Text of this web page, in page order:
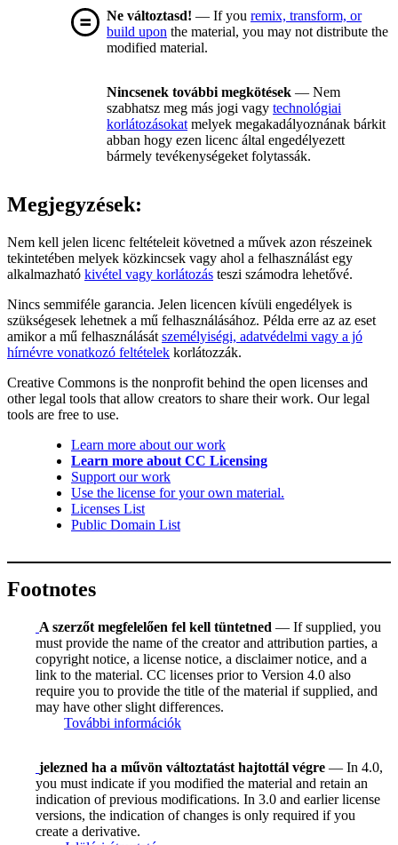
Ne változtasd! — If you remix, transform, or
build upon the material, you may not distribute the
modified material.
Nincsenek további megkötések — Nem
szabhatsz meg más jogi vagy technológiai
korlátozásokat melyek megakadályoznának bárkit
abban hogy ezen licenc által engedélyezett
bármely tevékenységeket folytassák.
Megjegyzések:
Nem kell jelen licenc feltételeit követned a művek azon részeinek
tekintetében melyek közkincsek vagy ahol a felhasználást egy
alkalmazható kivétel vagy korlátozás teszi számodra lehetővé.
Nincs semmiféle garancia. Jelen licencen kívüli engedélyek is
szükségesek lehetnek a mű felhasználásához. Példa erre az az eset
amikor a mű felhasználását személyiségi, adatvédelmi vagy a jó
hírnévre vonatkozó feltételek korlátozzák.
Creative Commons is the nonprofit behind the open licenses and
other legal tools that allow creators to share their work. Our legal
tools are free to use.
Learn more about our work
Learn more about CC Licensing
Support our work
Use the license for your own material.
Licenses List
Public Domain List
Footnotes
A szerzőt megfelelően fel kell tüntetned — If supplied, you
must provide the name of the creator and attribution parties, a
copyright notice, a license notice, a disclaimer notice, and a
link to the material. CC licenses prior to Version 4.0 also
require you to provide the title of the material if supplied, and
may have other slight differences.
További információk
jelezned ha a művön változtatást hajtottál végre — In 4.0,
you must indicate if you modified the material and retain an
indication of previous modifications. In 3.0 and earlier license
versions, the indication of changes is only required if you
create a derivative.